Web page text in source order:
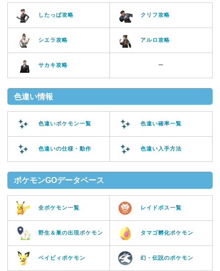
したっぱ攻略 クリフ攻略
シエラ攻略 アルロ攻略
サカキ攻略 ー
色違い情報
色違いポケモン一覧 色違い確率一覧
色違いの仕様・動作 色違い入手方法
ポケモンGOデータベース
全ポケモン一覧 レイドボス一覧
野生＆巣の出現ポケモン タマゴ孵化ポケモン
ベイビィポケモン 幻・伝説のポケモン